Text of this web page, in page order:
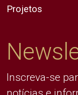
Projetos
Inscreva-se